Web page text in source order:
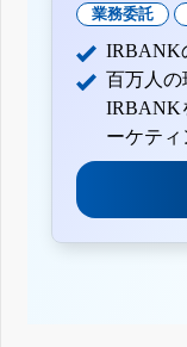
業務委託
IRBANK
百万人
IRBANK
ーケティ